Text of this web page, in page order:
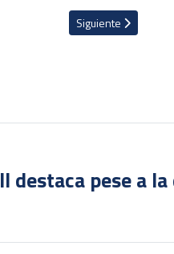
a Mejor Jugador de la
Artículo siguiente:
Siguiente
destaca pese a